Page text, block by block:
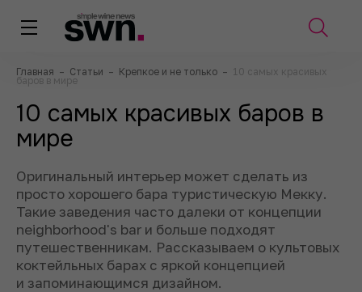
Главная – Статьи – Крепкое и не только – 10 самых красивых
баров в мире
10 самых красивых баров в
мире
Оригинальный интерьер может сделать из
просто хорошего бара туристическую Мекку.
Такие заведения часто далеки от концепции
neighborhood's bar и больше подходят
путешественникам. Рассказываем о культовых
коктейльных барах с яркой концепцией
и запоминающимся дизайном.